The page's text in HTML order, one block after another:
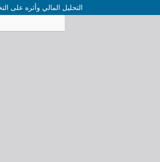
التحليل المالي وأثره على